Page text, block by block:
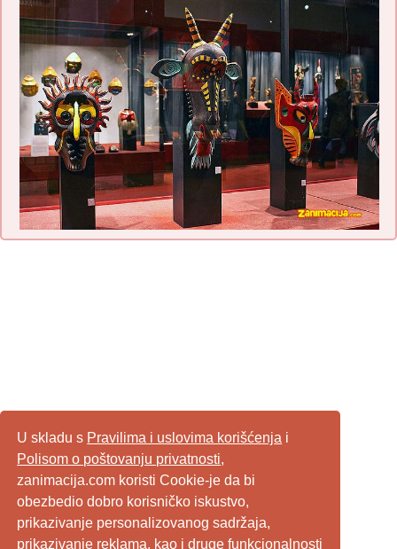
U skladu s Pravilima i uslovima korišćenja i
Polisom o poštovanju privatnosti,
zanimacija.com koristi Cookie-je da bi
obezbedio dobro korisničko iskustvo,
prikazivanje personalizovanog sadržaja,
prikazivanje reklama, kao i druge funkcionalnosti